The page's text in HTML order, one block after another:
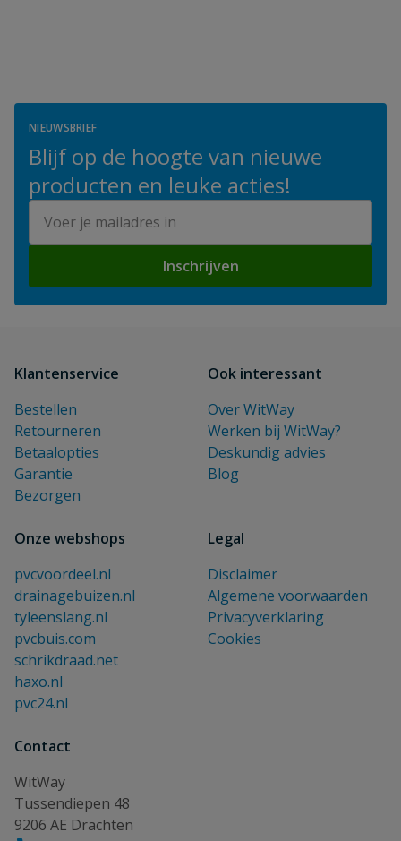
NIEUWSBRIEF
Blijf op de hoogte van nieuwe
producten en leuke acties!
Inschrijven
Klantenservice
Bestellen
Retourneren
Betaalopties
Garantie
Bezorgen
Ook interessant
Over WitWay
Werken bij WitWay?
Deskundig advies
Blog
Onze webshops
pvcvoordeel.nl
drainagebuizen.nl
tyleenslang.nl
pvcbuis.com
schrikdraad.net
haxo.nl
pvc24.nl
Legal
Disclaimer
Algemene voorwaarden
Privacyverklaring
Cookies
Contact
WitWay
Tussendiepen 48
9206 AE Drachten